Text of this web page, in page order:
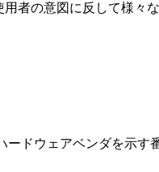
者の意図に反して様々
ドウェアベンダを示す